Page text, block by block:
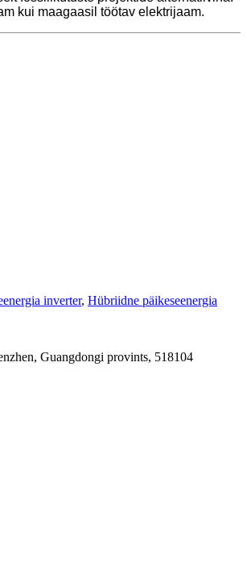
kui maagaasil töötav elektrijaam.
inverter, Hübriidne päikeseenergia
Guangdongi provints, 518104